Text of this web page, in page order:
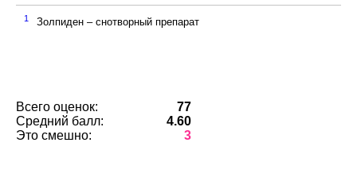
1 Золпиден – снотворный препарат
Всего оценок:
77
Средний балл:
4.60
Это смешно:
3